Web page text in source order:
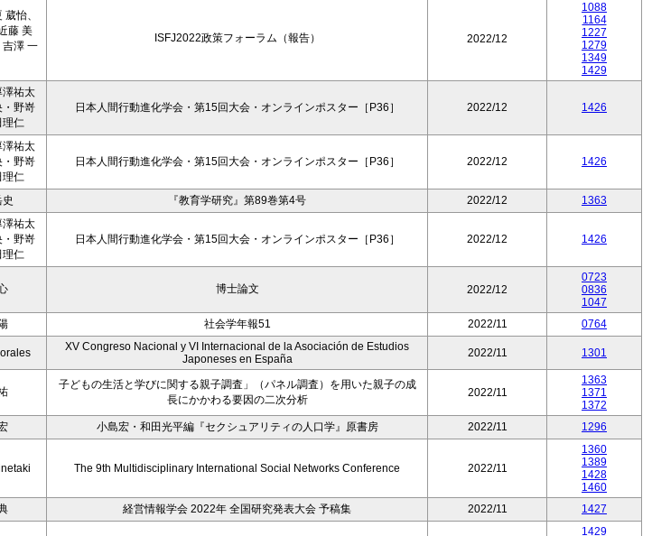
怡、
藤 美
吉澤 一
ISFJ2022政策フォーラム（報告） 2022/12
1088
1164
1227
1279
1349
1429
澤祐太
・野嵜
理仁
日本人間行動進化学会・第15回大会・オンラインポスター［P36］ 2022/12 1426
澤祐太
・野嵜
理仁
日本人間行動進化学会・第15回大会・オンラインポスター［P36］ 2022/12 1426
『教育学研究』第89巻第4号 2022/12 1363
澤祐太
・野嵜
理仁
日本人間行動進化学会・第15回大会・オンラインポスター［P36］ 2022/12 1426
博士論文 2022/12
0723
0836
1047
社会学年報51 2022/11 0764
XV Congreso Nacional y VI Internacional de la Asociación de Estudios
Japoneses en España
2022/11 1301
子どもの生活と学びに関する親子調査」（パネル調査）を用いた親子の成
長にかかわる要因の二次分析
2022/11
1363
1371
1372
小島宏・和田光平編『セクシュアリティの人口学』原書房 2022/11 1296
The 9th Multidisciplinary International Social Networks Conference 2022/11
1360
1389
1428
1460
経営情報学会 2022年 全国研究発表大会 予稿集 2022/11 1427
1429